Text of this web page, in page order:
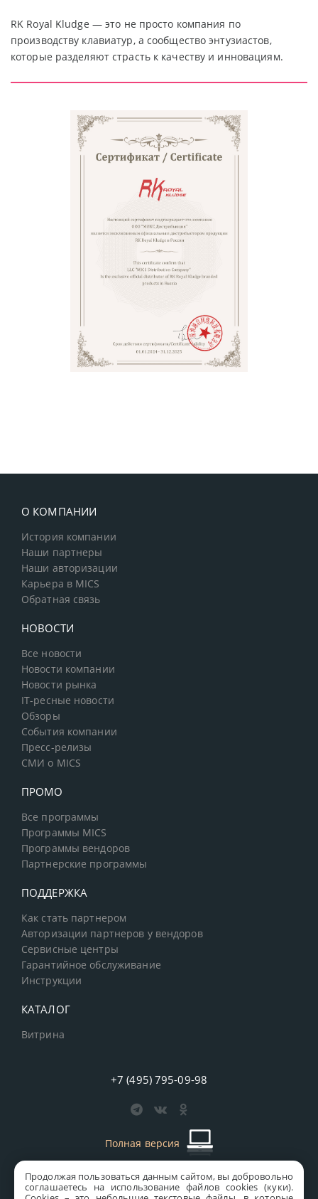
Продолжая пользоваться данным сайтом, вы добровольно
соглашаетесь на использование файлов cookies (куки).
RK Royal Kludge — это не просто компания по
производству клавиатур, а сообщество энтузиастов,
которые разделяют страсть к качеству и инновациям.
О КОМПАНИИ
История компании
Наши партнеры
Наши авторизации
Карьера в MICS
Обратная связь
НОВОСТИ
Все новости
Новости компании
Новости рынка
IT-ресные новости
Обзоры
События компании
Пресс-релизы
СМИ о MICS
ПРОМО
Все программы
Программы MICS
Программы вендоров
Партнерские программы
ПОДДЕРЖКА
Как стать партнером
Авторизации партнеров у вендоров
Сервисные центры
Гарантийное обслуживание
Инструкции
КАТАЛОГ
Витрина
+7 (495) 795-09-98
Полная версия
старая версия сайтаMICS